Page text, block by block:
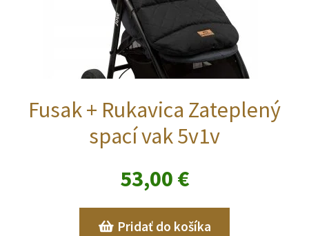
Fusak + Rukavica Zateplený
spací vak 5v1v
53,00 €
Pridať do košíka